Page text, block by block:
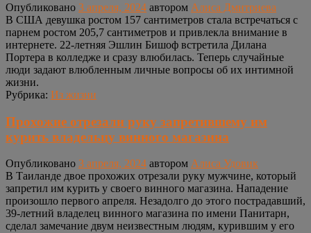
Опубликовано 3 апреля, 2024 автором Алиса Дмитриева
В США девушка ростом 157 сантиметров стала встречаться с
парнем ростом 205,7 сантиметров и привлекла внимание в
интернете. 22-летняя Эшлин Бишоф встретила Дилана
Портера в колледже и сразу влюбилась. Теперь случайные
люди задают влюбленным личные вопросы об их интимной
жизни.
Рубрика: Из жизни
Прохожие отрезали руку запретившему им
курить владельцу винного магазина
Опубликовано 3 апреля, 2024 автором Алиса Удовик
В Таиланде двое прохожих отрезали руку мужчине, который
запретил им курить у своего винного магазина. Нападение
произошло первого апреля. Незадолго до этого пострадавший,
39-летний владелец винного магазина по имени Панитарн,
сделал замечание двум неизвестным людям, курившим у его